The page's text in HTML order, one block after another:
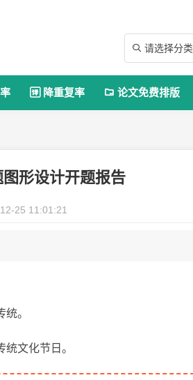
 请选择分类
 降重复率  论文免费排版
形设计开题报告
25 11:01:21
。
文化节日。